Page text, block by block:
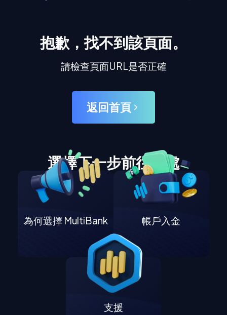
抱歉，找不到該頁面。
請檢查頁面URL是否正確
返回首頁
選擇下一步前往何處
為何選擇 MultiBank 帳戶入金
支援